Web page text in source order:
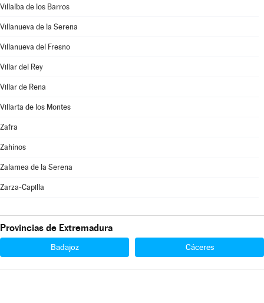
Villalba de los Barros
Villanueva de la Serena
Villanueva del Fresno
Villar del Rey
Villar de Rena
Villarta de los Montes
Zafra
Zahínos
Zalamea de la Serena
Zarza-Capilla
Provincias de Extremadura
Badajoz Cáceres